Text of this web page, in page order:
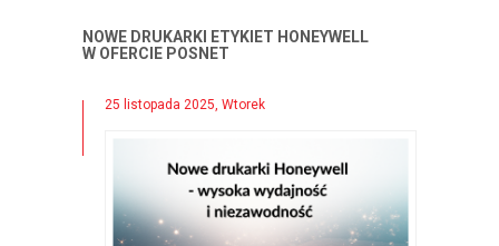
NOWE DRUKARKI ETYKIET HONEYWELL
W OFERCIE POSNET
25 listopada 2025, Wtorek